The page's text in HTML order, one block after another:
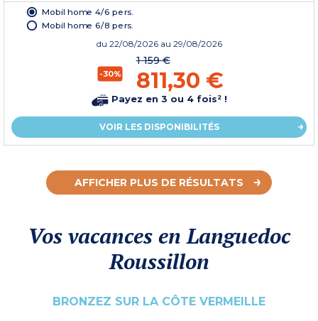
Mobil home 4/6 pers.
Mobil home 6/8 pers.
du 22/08/2026 au 29/08/2026
-30%
1 159 €
811,30 €
Payez en 3 ou 4 fois² !
VOIR LES DISPONIBILITÉS
AFFICHER PLUS DE RÉSULTATS
Vos vacances en Languedoc
Roussillon
BRONZEZ SUR LA CÔTE VERMEILLE